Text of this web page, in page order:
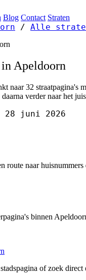
Blog Contact Straten
/ Alle
Apeldoorn
naar 32 straatpagina's
verder naar het
28 juni 2026
route naar huisnummers
binnen
of zoek direct